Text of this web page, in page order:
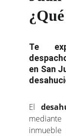
Te
en San
El